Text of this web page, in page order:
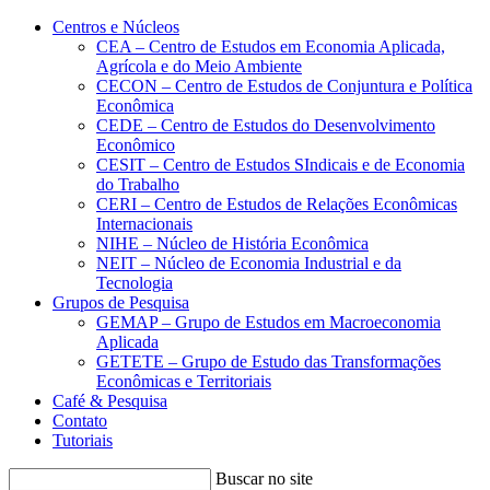
Conteúdo principal Menu principal
Centros e Núcleos
CEA – Centro de Estudos em Economia Aplicada,
Agrícola e do Meio Ambiente
CECON – Centro de Estudos de Conjuntura e Política
Econômica
CEDE – Centro de Estudos do Desenvolvimento
Econômico
CESIT – Centro de Estudos SIndicais e de Economia
do Trabalho
CERI – Centro de Estudos de Relações Econômicas
Internacionais
NIHE – Núcleo de História Econômica
NEIT – Núcleo de Economia Industrial e da
Tecnologia
Grupos de Pesquisa
GEMAP – Grupo de Estudos em Macroeconomia
Aplicada
GETETE – Grupo de Estudo das Transformações
Econômicas e Territoriais
Café & Pesquisa
Contato
Tutoriais
Buscar no site